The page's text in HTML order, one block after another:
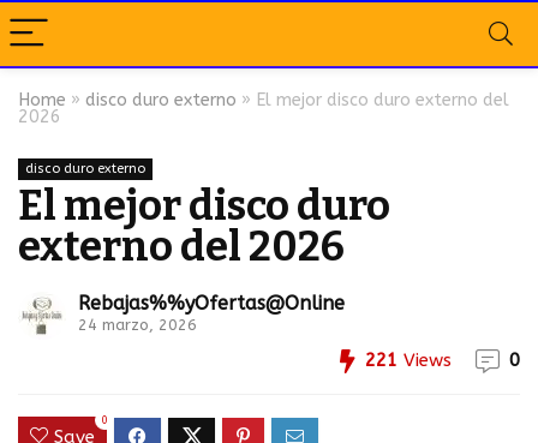
Home » disco duro externo » El mejor disco duro externo del
2026
disco duro externo
El mejor disco duro
externo del 2026
Rebajas%%yOfertas@Online
24 marzo, 2026
221 Views 0
Save
0